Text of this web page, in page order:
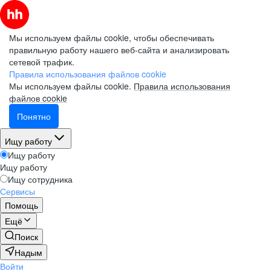
Мы используем файлы cookie, чтобы обеспечивать
правильную работу нашего веб-сайта и анализировать
сетевой трафик.
Правила использования файлов cookie
Мы используем файлы cookie. Правила использования
файлов cookie
Понятно
Ищу работу
Ищу работу
Ищу работу
Ищу сотрудника
Сервисы
Помощь
Ещё
Поиск
Надым
Войти